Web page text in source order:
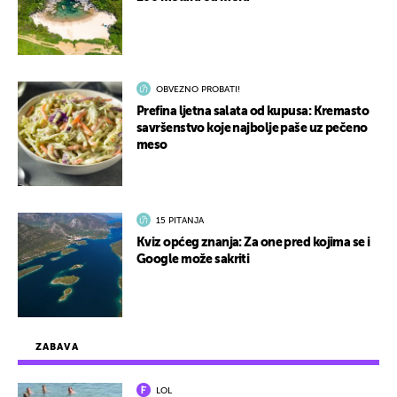
ZABAVA
LOL
OBVEZNO PROBATI!
Prefina ljetna salata od kupusa: Kremasto
savršenstvo koje najbolje paše uz pečeno
meso
15 PITANJA
Kviz općeg znanja: Za one pred kojima se i
Google može sakriti